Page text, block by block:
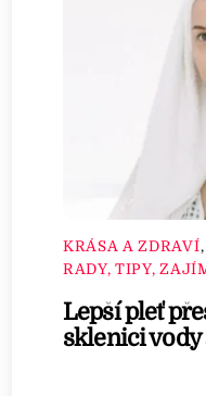
KRÁSA A ZDRAVÍ,
RADY, TIPY,
Lepší pleť
sklenici vody